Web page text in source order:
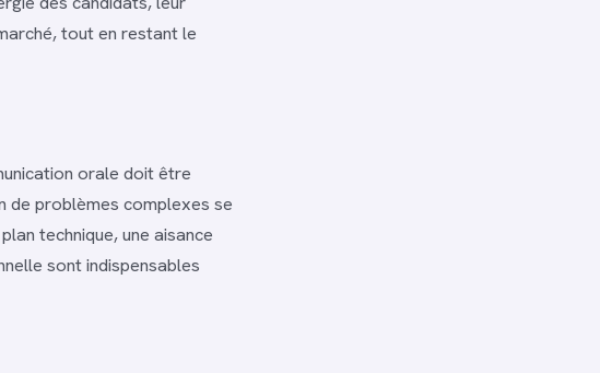
tout en restant le
orale doit être
de problèmes complexes se
technique, une aisance
sont indispensables